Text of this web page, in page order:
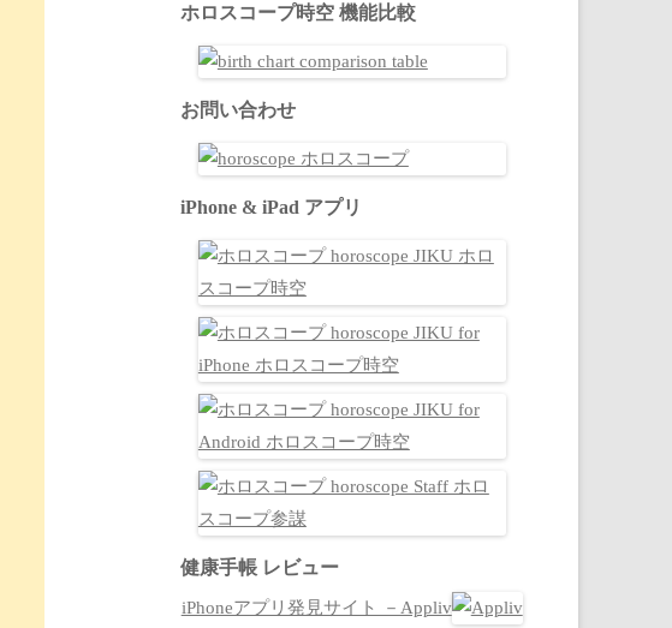
ホロスコープ時空 機能比較
お問い合わせ
iPhone & iPad アプリ
健康手帳 レビュー
iPhoneアプリ発見サイト －Appliv